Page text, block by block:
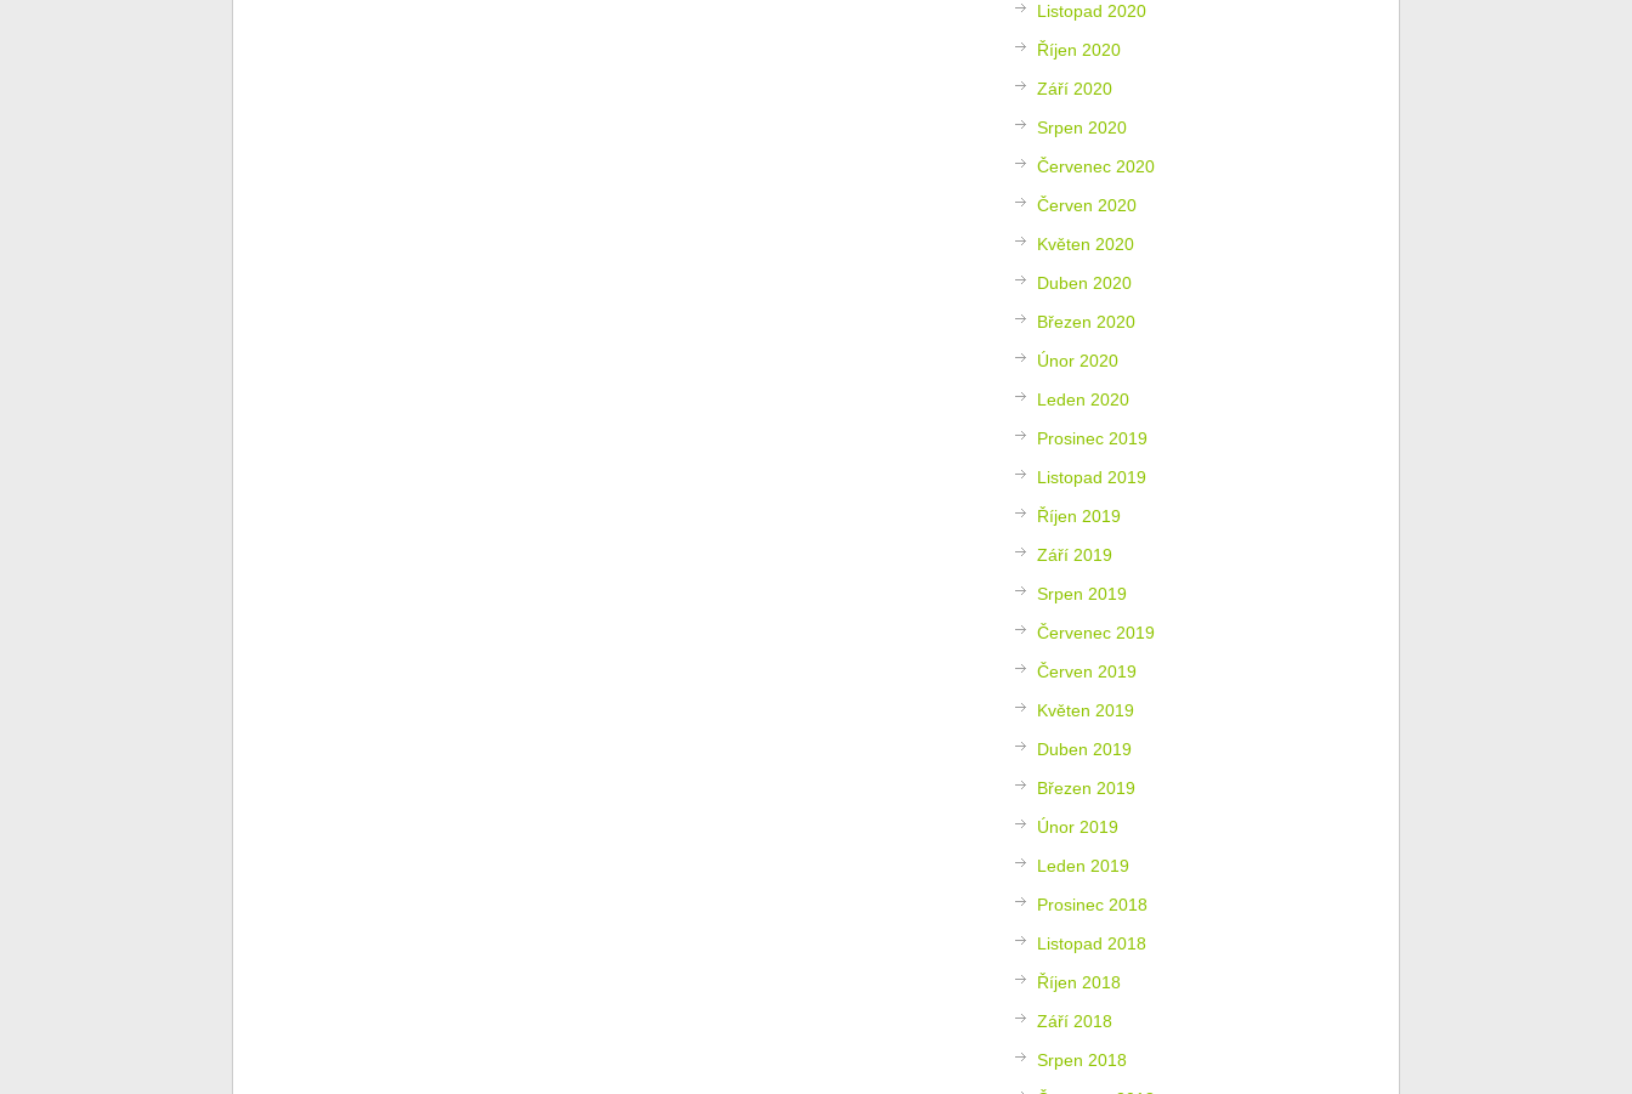
Listopad 2020
Říjen 2020
Září 2020
Srpen 2020
Červenec 2020
Červen 2020
Květen 2020
Duben 2020
Březen 2020
Únor 2020
Leden 2020
Prosinec 2019
Listopad 2019
Říjen 2019
Září 2019
Srpen 2019
Červenec 2019
Červen 2019
Květen 2019
Duben 2019
Březen 2019
Únor 2019
Leden 2019
Prosinec 2018
Listopad 2018
Říjen 2018
Září 2018
Srpen 2018